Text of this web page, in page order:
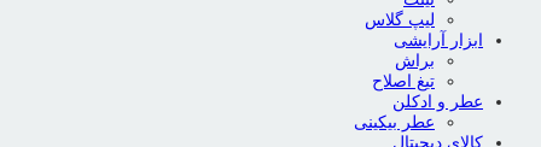
لیپ گلاس
ابزار آرایشی
براش
تیغ اصلاح
عطر و ادکلن
عطر بیکینی
کالای دیجیتال